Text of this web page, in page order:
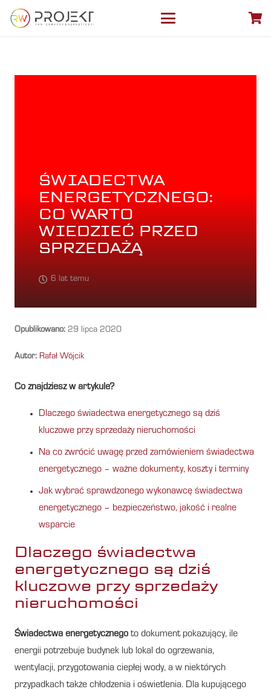
ŚWIADECTWA
ENERGETYCZNEGO:
CO WARTO
WIEDZIEĆ PRZED
SPRZEDAŻĄ
6 lat temu
Opublikowano: 29 lipca 2020
Autor: Rafał Wójcik
Co znajdziesz w artykule?
Dlaczego świadectwa energetycznego są dziś
kluczowe przy sprzedaży nieruchomości
Na co zwrócić uwagę przed zamówieniem świadectwa
energetycznego – ważne dokumenty, koszty i terminy
Jak wybrać sprawdzonego wykonawcę świadectwa
energetycznego – bezpieczeństwo, jakość i realne
wsparcie
Dlaczego świadectwa
energetycznego są dziś
kluczowe przy sprzedaży
nieruchomości
Świadectwa energetycznego to dokument pokazujący, ile
energii potrzebuje budynek lub lokal do ogrzewania,
wentylacji, przygotowania ciepłej wody, a w niektórych
przypadkach także chłodzenia i oświetlenia. Dla kupującego